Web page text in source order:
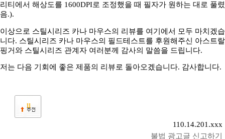
리티에서 해상도를 1600DPI로 조정했을 때 필자가 원하는 대로 풀렸
음.).
이상으로 스틸시리즈 카나 마우스의 리뷰를 여기에서 모두 마치겠습
니다. 스틸시리즈 카나 마우스의 필드테스트를 후원해주신 아스트랄
핑거와 스틸시리즈 관계자 여러분께 감사의 말씀을 드립니다.
저는 다음 기회에 좋은 제품의 리뷰로 돌아오겠습니다. 감사합니다.
11
110.14.201.xxx
불법 광고글 신고하기